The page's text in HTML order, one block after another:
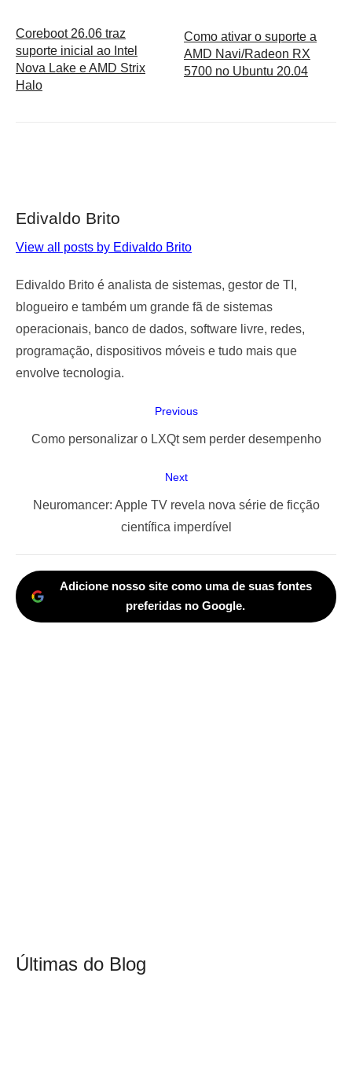
Coreboot 26.06 traz
suporte inicial ao Intel
Nova Lake e AMD Strix
Halo
Como ativar o suporte a
AMD Navi/Radeon RX
5700 no Ubuntu 20.04
Edivaldo Brito
View all posts by Edivaldo Brito
Edivaldo Brito é analista de sistemas, gestor de TI,
blogueiro e também um grande fã de sistemas
operacionais, banco de dados, software livre, redes,
programação, dispositivos móveis e tudo mais que
envolve tecnologia.
de
Previous
Previous
Como personalizar o LXQt sem perder desempenho
Next
Next
Neuromancer: Apple TV revela nova série de ficção
científica imperdível
Adicione nosso site como uma de suas fontes
preferidas no Google.
Últimas do Blog